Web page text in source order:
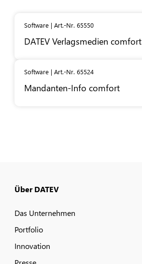
Software | Art.-Nr. 65550
DATEV Verlagsmedien comfort
Software | Art.-Nr. 65524
Mandanten-Info comfort
Über DATEV
Das Unternehmen
Portfolio
Innovation